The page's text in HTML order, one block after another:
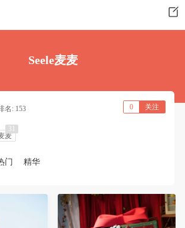
Seele麦麦
名: 153 0 关注
麦
31
门 精华